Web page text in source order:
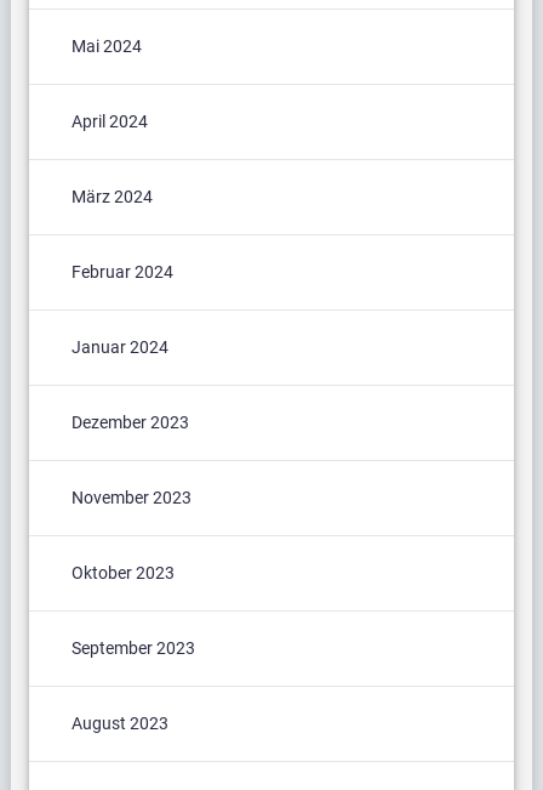
Mai 2024
April 2024
März 2024
Februar 2024
Januar 2024
Dezember 2023
November 2023
Oktober 2023
September 2023
August 2023